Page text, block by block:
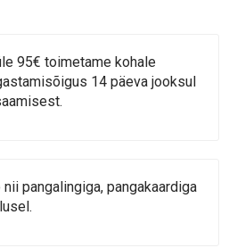
95€ toimetame kohale
14 päeva jooksul
nii pangalingiga, pangakaardiga